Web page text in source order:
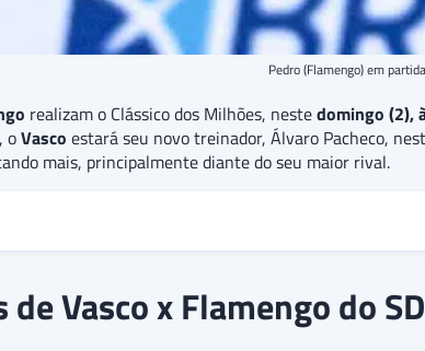
Pedro (Flamengo) em
realizam o Clássico dos Milhões, nestedomingo (2),
oVasco estará seu novo treinador, Álvaro Pacheco,
mais, principalmente diante do seu maior rival.
diante do seu maior rival. Enquanto o
do Flamengo, apostando em sua maior solidez.
Vasco x Flamengo do